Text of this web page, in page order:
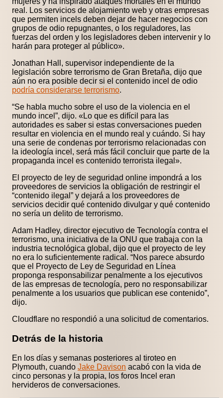
real. Los servicios de alojamiento web y otras empresas
que permiten incels deben dejar de hacer negocios con
grupos de odio repugnantes, o los reguladores, las
fuerzas del orden y los legisladores deben intervenir y lo
harán para proteger al público».
Jonathan Hall, supervisor independiente de la
legislación sobre terrorismo de Gran Bretaña, dijo que
aún no era posible decir si el contenido incel de odio
podría considerarse terrorismo.
“Se habla mucho sobre el uso de la violencia en el
mundo incel”, dijo. «Lo que es difícil para las
autoridades es saber si estas conversaciones pueden
resultar en violencia en el mundo real y cuándo. Si hay
una serie de condenas por terrorismo relacionadas con
la ideología incel, será más fácil concluir que parte de la
propaganda incel es contenido terrorista ilegal».
El proyecto de ley de seguridad online impondrá a los
proveedores de servicios la obligación de restringir el
“contenido ilegal” y dejará a los proveedores de
servicios decidir qué contenido divulgar y qué contenido
no sería un delito de terrorismo.
Adam Hadley, director ejecutivo de Tecnología contra el
terrorismo, una iniciativa de la ONU que trabaja con la
industria tecnológica global, dijo que el proyecto de ley
no era lo suficientemente radical. “Nos parece absurdo
que el Proyecto de Ley de Seguridad en Línea
proponga responsabilizar penalmente a los ejecutivos
de las empresas de tecnología, pero no responsabilizar
penalmente a los usuarios que publican ese contenido”,
dijo.
Cloudflare no respondió a una solicitud de comentarios.
Detrás de la historia
En los días y semanas posteriores al tiroteo en
Plymouth, cuando Jake Davison acabó con la vida de
cinco personas y la propia, los foros Incel eran
hervideros de conversaciones.